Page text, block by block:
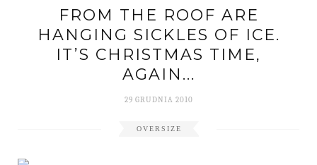
FROM THE ROOF ARE
HANGING SICKLES OF ICE.
IT’S CHRISTMAS TIME,
AGAIN...
29 GRUDNIA 2010
OVERSIZE